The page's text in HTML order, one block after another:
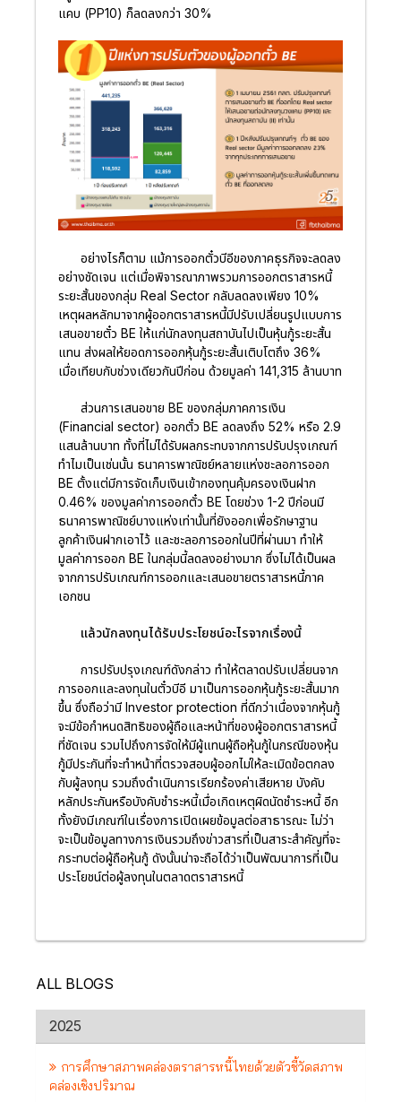
แคบ (PP10) ก็ลดลงกว่า 30%
อย่างไรก็ตาม แม้การออกตั๋วบีอีของภาคธุรกิจจะลดลง
อย่างชัดเจน แต่เมื่อพิจารณาภาพรวมการออกตราสารหนี้
ระยะสั้นของกลุ่ม Real Sector กลับลดลงเพียง 10%
เหตุผลหลักมาจากผู้ออกตราสารหนี้มีปรับเปลี่ยนรูปแบบการ
เสนอขายตั๋ว BE ให้แก่นักลงทุนสถาบันไปเป็นหุ้นกู้ระยะสั้น
แทน ส่งผลให้ยอดการออกหุ้นกู้ระยะสั้นเติบโตถึง 36%
เมื่อเทียบกับช่วงเดียวกันปีก่อน ด้วยมูลค่า 141,315 ล้านบาท
ส่วนการเสนอขาย BE ของกลุ่มภาคการเงิน
(Financial sector) ออกตั๋ว BE ลดลงถึง 52% หรือ 2.9
แสนล้านบาท ทั้งที่ไม่ได้รับผลกระทบจากการปรับปรุงเกณฑ์
ทำไมเป็นเช่นนั้น ธนาคารพาณิชย์หลายแห่งชะลอการออก
BE ตั้งแต่มีการจัดเก็บเงินเข้ากองทุนคุ้มครองเงินฝาก
0.46% ของมูลค่าการออกตั๋ว BE โดยช่วง 1-2 ปีก่อนมี
ธนาคารพาณิชย์บางแห่งเท่านั้นที่ยังออกเพื่อรักษาฐาน
ลูกค้าเงินฝากเอาไว้ และชะลอการออกในปีที่ผ่านมา ทำให้
มูลค่าการออก BE ในกลุ่มนี้ลดลงอย่างมาก ซึ่งไม่ได้เป็นผล
จากการปรับเกณฑ์การออกและเสนอขายตราสารหนี้ภาค
เอกชน
แล้วนักลงทุนได้รับประโยชน์อะไรจากเรื่องนี้
การปรับปรุงเกณฑ์ดังกล่าว ทำให้ตลาดปรับเปลี่ยนจาก
การออกและลงทุนในตั๋วบีอี มาเป็นการออกหุ้นกู้ระยะสั้นมาก
ขึ้น ซึ่งถือว่ามี Investor protection ที่ดีกว่าเนื่องจากหุ้นกู้
จะมีข้อกำหนดสิทธิของผู้ถือและหน้าที่ของผู้ออกตราสารหนี้
ที่ชัดเจน รวมไปถึงการจัดให้มีผู้แทนผู้ถือหุ้นกู้ในกรณีของหุ้น
กู้มีประกันที่จะทำหน้าที่ตรวจสอบผู้ออกไม่ให้ละเมิดข้อตกลง
กับผู้ลงทุน รวมถึงดำเนินการเรียกร้องค่าเสียหาย บังคับ
หลักประกันหรือบังคับชำระหนี้เมื่อเกิดเหตุผิดนัดชำระหนี้ อีก
ทั้งยังมีเกณฑ์ในเรื่องการเปิดเผยข้อมูลต่อสาธารณะ ไม่ว่า
จะเป็นข้อมูลทางการเงินรวมถึงข่าวสารที่เป็นสาระสำคัญที่จะ
กระทบต่อผู้ถือหุ้นกู้ ดังนั้นน่าจะถือได้ว่าเป็นพัฒนาการที่เป็น
ประโยชน์ต่อผู้ลงทุนในตลาดตราสารหนี้
ALL BLOGS
2025
การศึกษาสภาพคล่องตราสารหนี้ไทยด้วยตัวชี้วัดสภาพ
คล่องเชิงปริมาณ